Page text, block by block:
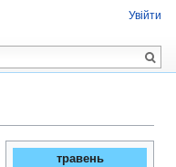
травень
Увійти